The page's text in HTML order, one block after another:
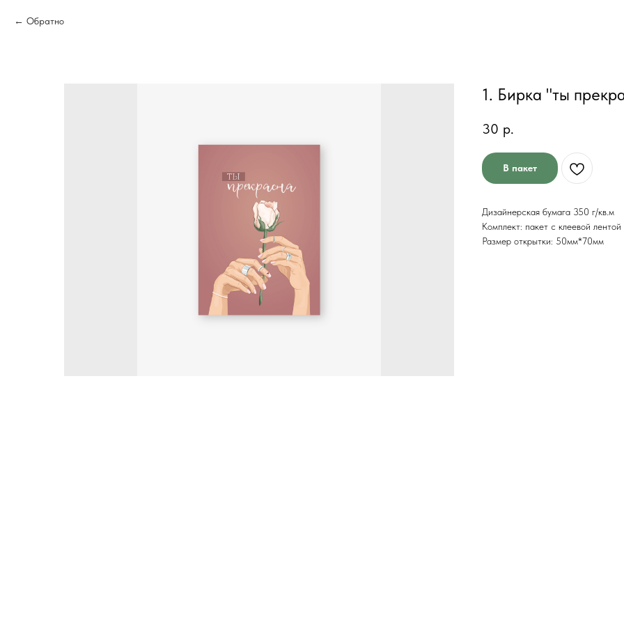
Обратно
1. Бирка "ты
30 р.
В пакет
Дизайнерская бумага 350 г/кв.м
Комплект: пакет с клеевой
Размер открытки: 50мм*70мм